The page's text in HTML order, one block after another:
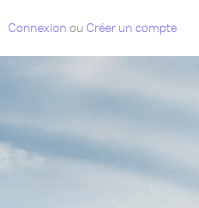
Connexion ou Créer un compte